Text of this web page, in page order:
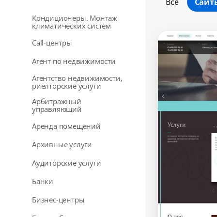
Кондиционеры. Монтаж
климатических систем
Call-центры
Агент по недвижимости
Агентство недвижимости,
риелторские услуги
Арбитражный
управляющий
Аренда помещений
Архивные услуги
Аудиторские услуги
Банки
Бизнес-центры